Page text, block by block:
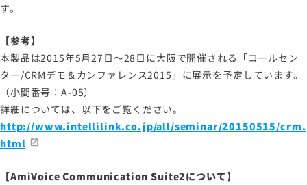
す。
【参考】
本製品は2015年5月27日～28日に大阪で開催される「コールセン
ター/CRMデモ＆カンファレンス2015」に展示を予定しています。
（小間番号：A-05）
詳細については、以下をご覧ください。
http://www.intellilink.co.jp/all/seminar/20150515/crm.
html
【AmiVoice Communication Suite2について】